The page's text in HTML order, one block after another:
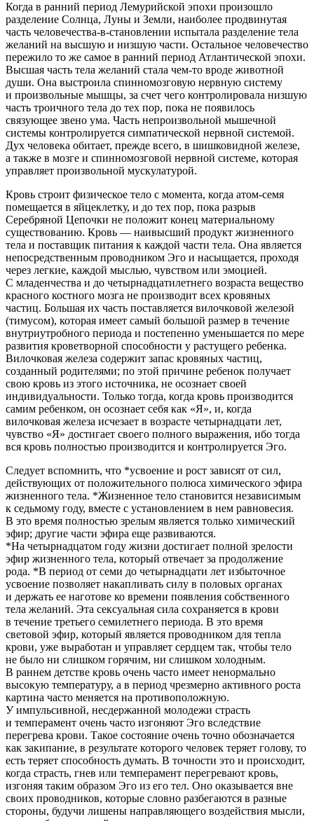
Когда в ранний период Лемурийской эпохи произошло
разделение Солнца, Луны и Земли, наиболее продвинутая
часть человечества-в-становлении испытала разделение тела
желаний на высшую и низшую части. Остальное человечество
пережило то же самое в ранний период Атлантической эпохи.
Высшая часть тела желаний стала чем-то вроде животной
души. Она выстроила спинномозговую нервную систему
и произвольные мышцы, за счет чего контролировала низшую
часть троичного тела до тех пор, пока не появилось
связующее звено ума. Часть непроизвольной мышечной
системы контролируется симпатической нервной системой.
Дух человека обитает, прежде всего, в шишковидной железе,
а также в мозге и спинномозговой нервной системе, которая
управляет произвольной мускулатурой.
Кровь строит физическое тело с момента, когда атом-семя
помещается в яйцеклетку, и до тех пор, пока разрыв
Серебряной Цепочки не положит конец материальному
существованию. Кровь — наивысший продукт жизненного
тела и поставщик питания к каждой части тела. Она является
непосредственным проводником Эго и насыщается, проходя
через легкие, каждой мыслью, чувством или эмоцией.
С младенчества и до четырнадцатилетнего возраста вещество
красного костного мозга не производит всех кровяных
частиц. Большая их часть поставляется вилочковой железой
(тимусом), которая имеет самый большой размер в течение
внутриутробного периода и постепенно уменьшается по мере
развития кроветворной способности у растущего ребенка.
Вилочковая железа содержит запас кровяных частиц,
созданный родителями; по этой причине ребенок получает
свою кровь из этого источника, не осознает своей
индивидуальности. Только тогда, когда кровь производится
самим ребенком, он осознает себя как «Я», и, когда
вилочковая железа исчезает в возрасте четырнадцати лет,
чувство «Я» достигает своего полного выражения, ибо тогда
вся кровь полностью производится и контролируется Эго.
Следует вспомнить, что *усвоение и рост зависят от сил,
действующих от положительного полюса химического эфира
жизненного тела. *Жизненное тело становится независимым
к седьмому году, вместе с установлением в нем равновесия.
В это время полностью зрелым является только химический
эфир; другие части эфира еще развиваются.
*На четырнадцатом году жизни достигает полной зрелости
эфир жизненного тела, который отвечает за продолжение
рода. *В период от семи до четырнадцати лет избыточное
усвоение позволяет накапливать силу в половых органах
и держать ее наготове ко времени появления собственного
тела желаний. Эта сексуальная сила сохраняется в крови
в течение третьего семилетнего периода. В это время
световой эфир, который является проводником для тепла
крови, уже выработан и управляет сердцем так, чтобы тело
не было ни слишком горячим, ни слишком холодным.
В раннем детстве кровь очень часто имеет ненормально
высокую температуру, а в период чрезмерно активного роста
картина часто меняется на противоположную.
У импульсивной, несдержанной молодежи страсть
и темперамент очень часто изгоняют Эго вследствие
перегрева крови. Такое состояние очень точно обозначается
как закипание, в результате которого человек теряет голову, то
есть теряет способность думать. В точности это и происходит,
когда страсть, гнев или темперамент перегревают кровь,
изгоняя таким образом Эго из его тел. Оно оказывается вне
своих проводников, которые словно разбегаются в разные
стороны, будучи лишены направляющего воздействия мысли,